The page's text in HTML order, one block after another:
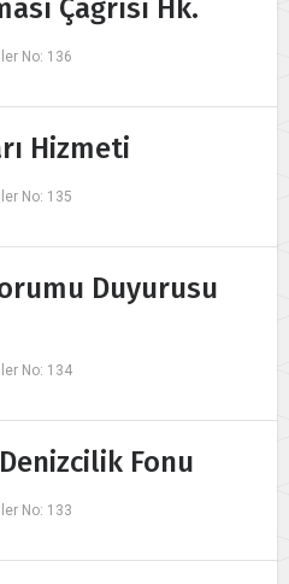
Çağrısı Hk.
No: 136
Hizmeti
No: 135
Duyurusu
No: 134
Fonu
No: 133